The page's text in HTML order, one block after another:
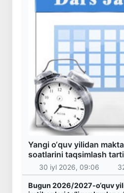
Yangi o‘quv yilidan
soatlarini taqsimlash
30 iyl 2026, 09:06
Bugun 2026/2027-o‘quv